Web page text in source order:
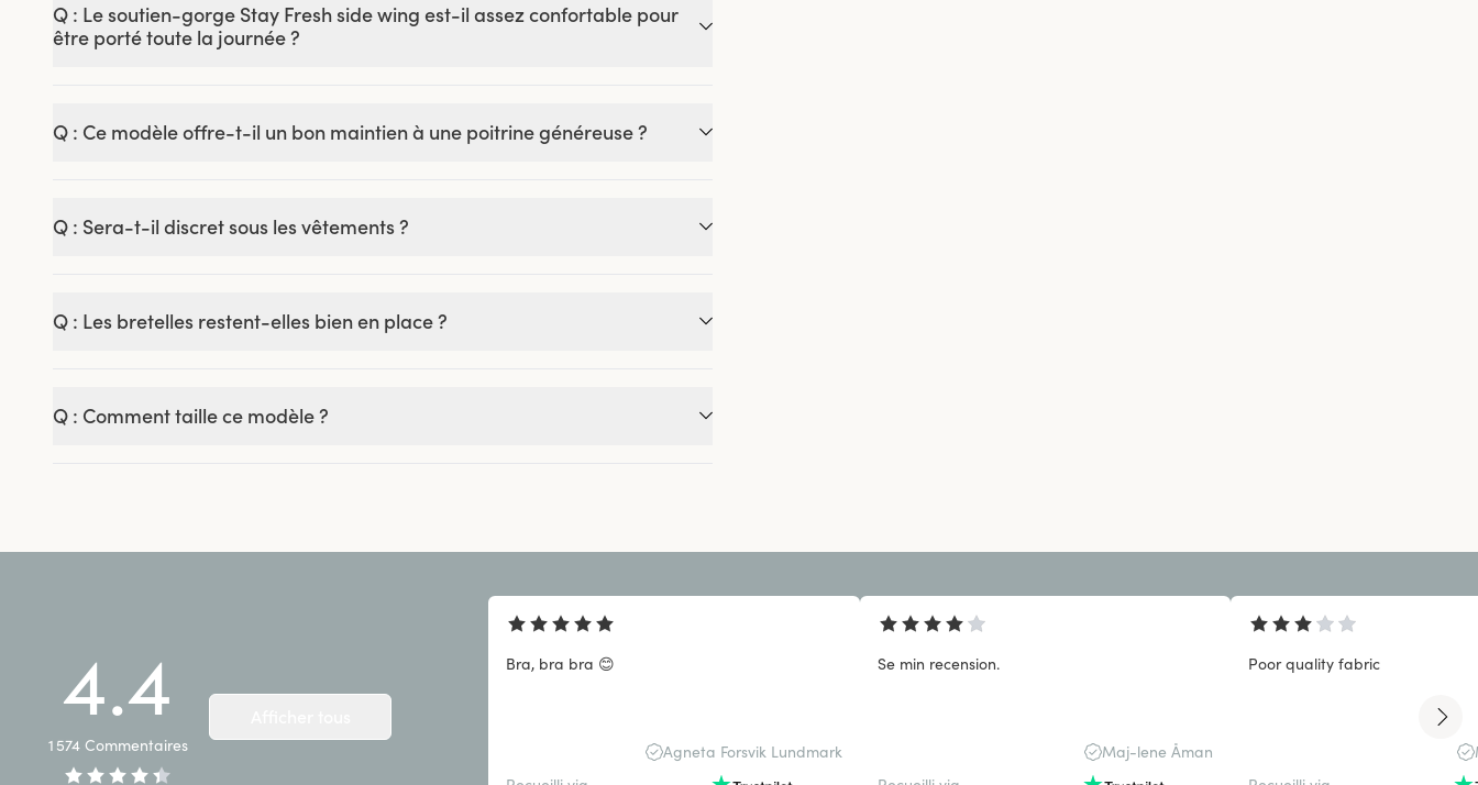
Q : Le soutien-gorge Stay Fresh side wing est-il assez confortable pour
être porté toute la journée ?
Q : Ce modèle offre-t-il un bon maintien à une poitrine généreuse ?
Q : Sera-t-il discret sous les vêtements ?
Q : Les bretelles restent-elles bien en place ?
Q : Comment taille ce modèle ?
4.4
1 574 Commentaires
Bra, bra bra 😊
Agneta Forsvik Lundmark
Se min recension.
Maj-lene Åman
Poor quality fabric